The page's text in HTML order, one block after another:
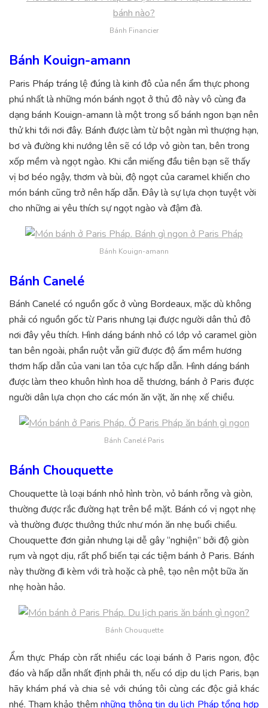
Bánh Financier
Bánh Kouign-amann
Paris Pháp tráng lệ đúng là kinh đô của nền ẩm thực phong
phú nhất là những món bánh ngọt ở thủ đô này vô cùng đa
dạng bánh Kouign-amann là một trong số bánh ngon bạn nên
thử khi tới nơi đây. Bánh được làm từ bột ngàn mì thượng hạn,
bơ và đường khi nướng lên sẽ có lớp vỏ giòn tan, bên trong
xốp mềm và ngọt ngào. Khi cắn miếng đầu tiên bạn sẽ thấy
vị bơ béo ngậy, thơm và bùi, độ ngọt của caramel khiến cho
món bánh cũng trở nên hấp dẫn. Đây là sự lựa chọn tuyệt vời
cho những ai yêu thích sự ngọt ngào và đậm đà.
Bánh Kouign-amann
Bánh Canelé
Bánh Canelé có nguồn gốc ở vùng Bordeaux, mặc dù không
phải có nguồn gốc từ Paris nhưng lại được người dân thủ đô
nơi đây yêu thích. Hình dáng bánh nhỏ có lớp vỏ caramel giòn
tan bên ngoài, phần ruột vẫn giữ được độ ẩm mềm hương
thơm hấp dẫn của vani lan tỏa cực hấp dẫn. Hình dáng bánh
được làm theo khuôn hình hoa dễ thương, bánh ở Paris được
người dân lựa chọn cho các món ăn vặt, ăn nhẹ xế chiều.
Bánh Canelé Paris
Bánh Chouquette
Chouquette là loại bánh nhỏ hình tròn, vỏ bánh rỗng và giòn,
thường được rắc đường hạt trên bề mặt. Bánh có vị ngọt nhẹ
và thường được thưởng thức như món ăn nhẹ buổi chiều.
Chouquette đơn giản nhưng lại dễ gây “nghiện” bởi độ giòn
rụm và ngọt dịu, rất phổ biến tại các tiệm bánh ở Paris. Bánh
này thường đi kèm với trà hoặc cà phê, tạo nên một bữa ăn
nhẹ hoàn hảo.
Bánh Chouquette
Ẩm thực Pháp còn rất nhiều các loại bánh ở Paris ngon, độc
đáo và hấp dẫn nhất định phải th, nếu có dịp du lịch Paris, bạn
hãy khám phá và chia sẻ với chúng tôi cùng các độc giả khác
nhé. Tham khảo thêmnhững thông tin du lịch Pháp tổng hợp